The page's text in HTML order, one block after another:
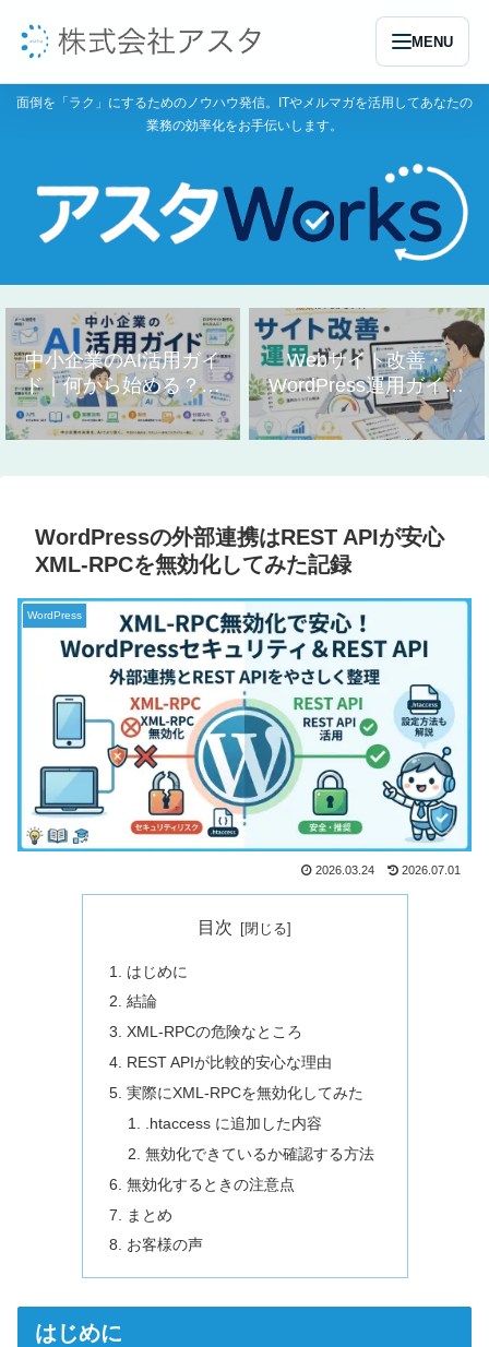
MENU
面倒を「ラク」にするためのノウハウ発信。ITやメルマガを活用してあなたの
業務の効率化をお手伝いします。
中小企業のAI活用ガイ
ド｜何から始める？業
務別の使い方まとめ
Webサイト改善・
WordPress運用ガイド
｜作り方と直し方
WordPressの外部連携はREST APIが安心
XML-RPCを無効化してみた記録
WordPress
2026.03.24 2026.07.01
目次
はじめに
結論
XML-RPCの危険なところ
REST APIが比較的安心な理由
実際にXML-RPCを無効化してみた
.htaccess に追加した内容
無効化できているか確認する方法
無効化するときの注意点
まとめ
お客様の声
はじめに